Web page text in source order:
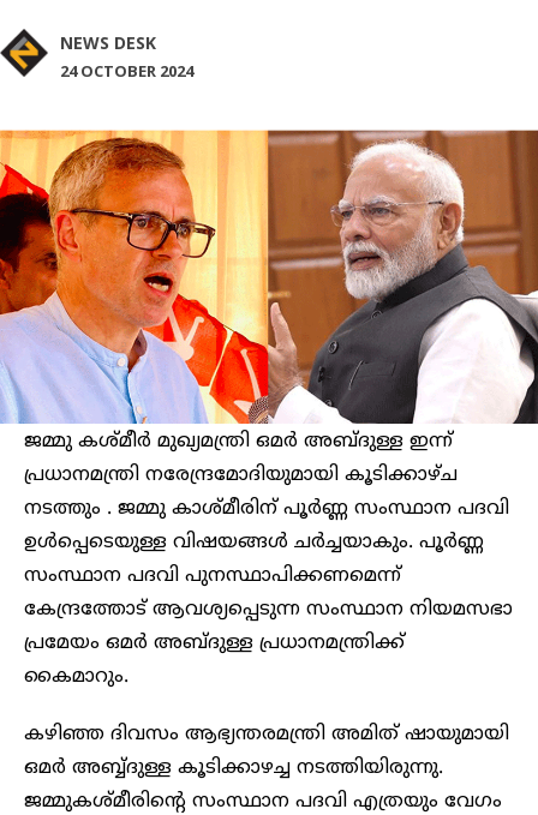
NEWS DESK
24 OCTOBER 2024
ജമ്മു കശ്മീര്‍ മുഖ്യമന്ത്രി ഒമര്‍ അബ്ദുള്ള ഇന്ന്
പ്രധാനമന്ത്രി നരേന്ദ്രമോദിയുമായി കൂടിക്കാഴ്ച
നടത്തും . ജമ്മു കാശ്മീരിന് പൂര്‍ണ്ണ സംസ്ഥാന പദവി
ഉൾപ്പെടെയുള്ള വിഷയങ്ങള്‍ ചര്‍ച്ചയാകും. പൂര്‍ണ്ണ
സംസ്ഥാന പദവി പുനസ്ഥാപിക്കണമെന്ന്
കേന്ദ്രത്തോട് ആവശ്യപ്പെടുന്ന സംസ്ഥാന നിയമസഭാ
പ്രമേയം ഒമര്‍ അബ്ദുള്ള പ്രധാനമന്ത്രിക്ക്
കൈമാറും.
കഴിഞ്ഞ ദിവസം ആഭ്യന്തരമന്ത്രി അമിത് ഷായുമായി
ഒമര്‍ അബ്ബ്ദുള്ള കൂടിക്കാഴച്ച നടത്തിയിരുന്നു.
ജമ്മുകശ്മീരിന്റെ സംസ്ഥാന പദവി എത്രയും വേഗം